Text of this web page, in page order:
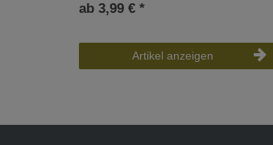
ab 3,99 € *
Artikel anzeigen